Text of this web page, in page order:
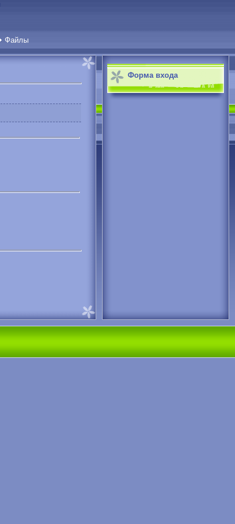
Файлы
Форма входа